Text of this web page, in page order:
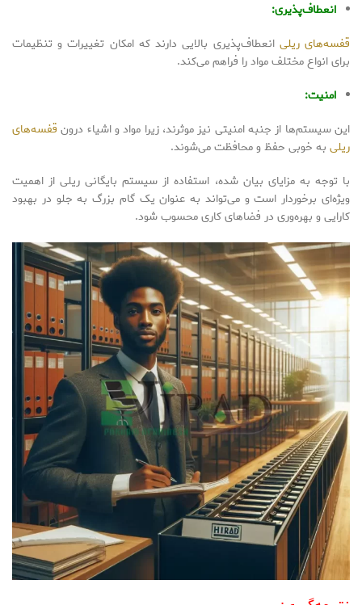
انعطاف‌پذیری:
قفسه‌های ریلی انعطاف‌پذیری بالایی دارند که امکان تغییرات و تنظیمات
برای انواع مختلف مواد را فراهم می‌کند.
امنیت:
این سیستم‌ها از جنبه امنیتی نیز موثرند، زیرا مواد و اشیاء درون قفسه‌های
ریلی به خوبی حفظ و محافظت می‌شوند.
با توجه به مزایای بیان شده، استفاده از سیستم بایگانی ریلی از اهمیت
ویژه‌ای برخوردار است و می‌تواند به عنوان یک گام بزرگ به جلو در بهبود
کارایی و بهره‌وری در فضاهای کاری محسوب شود.